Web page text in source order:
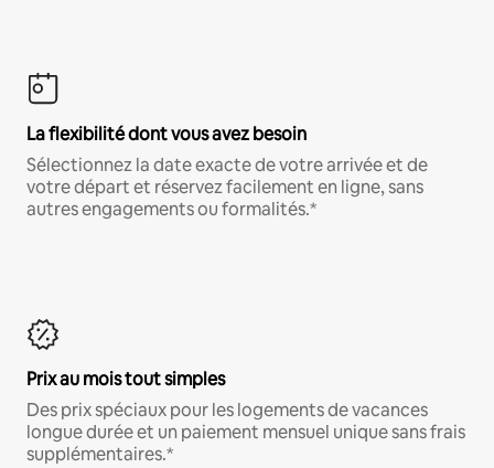
La flexibilité dont vous avez besoin
Sélectionnez la date exacte de votre arrivée et de
votre départ et réservez facilement en ligne, sans
autres engagements ou formalités.*
Prix au mois tout simples
Des prix spéciaux pour les logements de vacances
longue durée et un paiement mensuel unique sans frais
supplémentaires.*